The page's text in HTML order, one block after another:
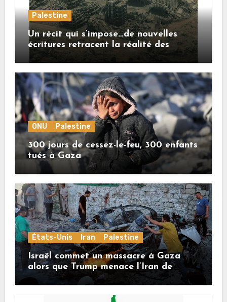
Palestine
Un récit qui s’impose…de nouvelles
écritures retracent la réalité des
crimes sionistes à Gaza
ONU Palestine
300 jours de cessez-le-feu, 300 enfants
tués à Gaza
États-Unis Iran Palestine
Israël commet un massacre à Gaza
alors que Trump menace l’Iran de
«décapitation»